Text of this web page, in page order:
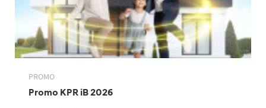
PROMO
Promo KPR iB 2026